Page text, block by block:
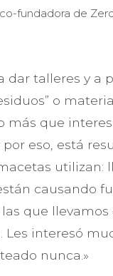
fundadora de
dar talleres y a
o
más que
por eso, está
utilizan:
causando
que
interesó
nunca.»